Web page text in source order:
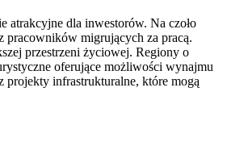
atrakcyjne dla inwestorów. Na czoło
pracowników migrujących za pracą.
przestrzeni życiowej. Regiony o
oferujące możliwości wynajmu
projekty infrastrukturalne, które mogą